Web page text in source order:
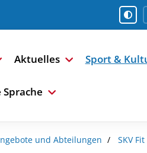
Aktuelles Sport &
und Abteilungen SKV Fit